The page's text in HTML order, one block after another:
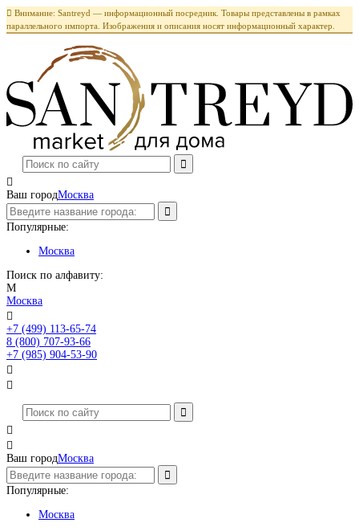
 Внимание: Santreyd — информационный посредник. Товары представлены в рамках
параллельного импорта. Изображения и описания носят информационный характер.

Ваш городМосква
Популярные:
Москва
Поиск по алфавиту:
М
Москва

+7 (499) 113-65-74
8 (800) 707-93-66
+7 (985) 904-53-90




Ваш городМосква
Популярные:
Москва